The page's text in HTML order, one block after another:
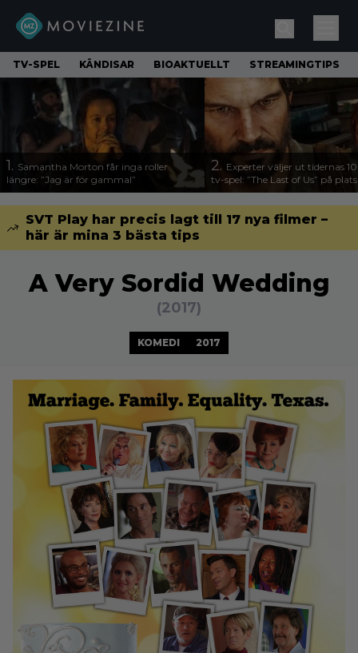
TV-SPEL KÄNDISAR BIOAKTUELLT STREAMINGTIPS
1. Samantha Morton får inga roller
längre: ”Jag är för gammal”
2. Experter väljer ut tidernas
tv-spel: ”The Last of Us” på
SVT Play har precis lagt till 17 nya filmer –
här är mina 3 bästa tips
A Very Sordid Wedding
(2017)
KOMEDI 2017